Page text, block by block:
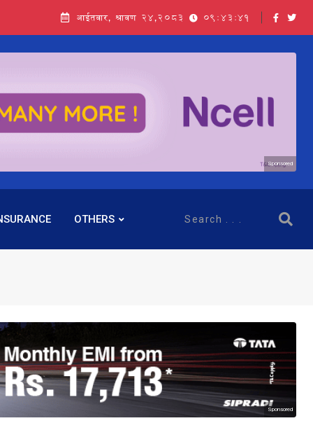
आईतवार, श्रावण २४,२०८३ 09:43:42
Sponsored
OTHERS
Sponsored